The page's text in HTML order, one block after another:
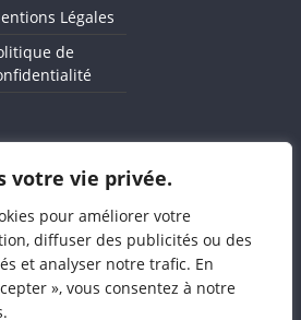
votre vie privée.
pour améliorer votre
diffuser des publicités ou des
et analyser notre trafic. En
», vous consentez à notre
Légales
de